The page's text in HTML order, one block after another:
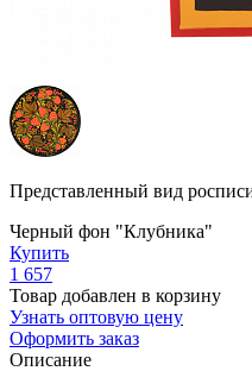
Представленный вид
Черный фон "Клубника"
Купить
1 657
Товар добавлен в корзину
Узнать оптовую цену
Оформить заказ
Описание